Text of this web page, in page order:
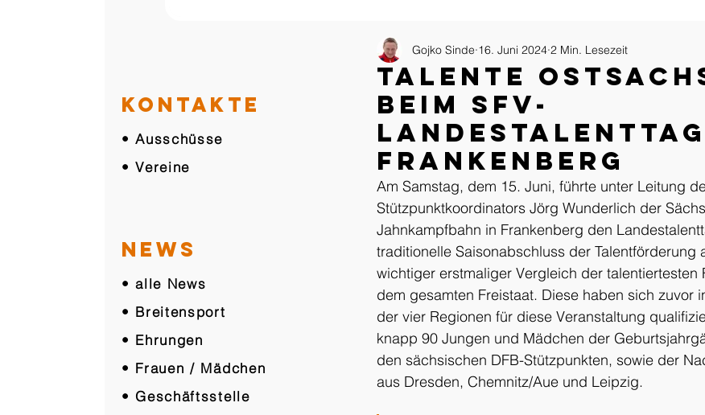
KONTAKTE
• Ausschüsse
• Vereine
NEWS
• alle News
• Breitensport
• Ehrungen
• Frauen / Mädchen
• Geschäftsstelle
Talente
beim SFV-
Frankenberg
Gojko Sinde 16. Juni 2024 2 Min. Lesezeit
Am Samstag, dem 15. Juni, führte unter Leitung
Stützpunktkoordinators Jörg Wunderlich der
Jahnkampfbahn in Frankenberg den
traditionelle Saisonabschluss der Talentförderung
wichtiger erstmaliger Vergleich der talentiertesten
dem gesamten Freistaat. Diese haben sich zuvor
der vier Regionen für diese Veranstaltung
knapp 90 Jungen und Mädchen der
den sächsischen DFB-Stützpunkten, sowie der
aus Dresden, Chemnitz/Aue und Leipzig.